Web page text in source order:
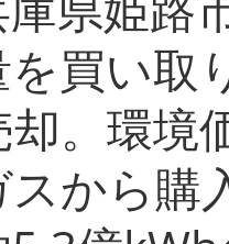
買い取
。環境
から購